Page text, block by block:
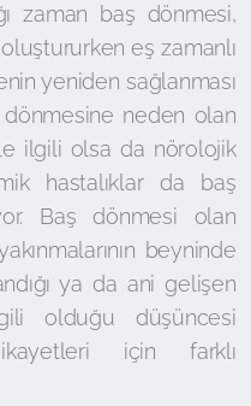
zaman baş dönmesi,
eş zamanlı
yeniden sağlanması
neden olan
ilgili olsa da nörolojik
hastalıklar da baş
Baş dönmesi olan
beyninde
ya da ani gelişen
olduğu düşüncesi
için farklı